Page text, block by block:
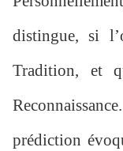
distingue, si
Tradition, et
prédiction